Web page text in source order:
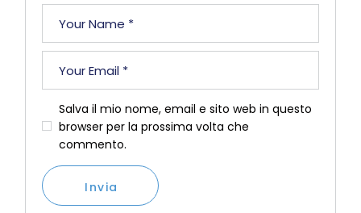
Salva il mio nome, email e sito web in questo
browser per la prossima volta che
commento.
Invia